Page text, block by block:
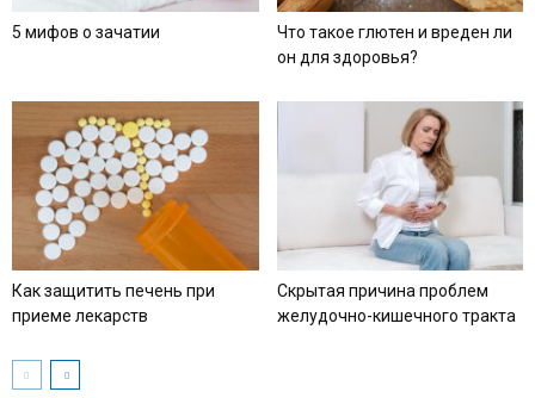
5 мифов о зачатии
Что такое глютен и вреден ли
он для здоровья?
Как защитить печень при
приеме лекарств
Скрытая причина проблем
желудочно-кишечного тракта